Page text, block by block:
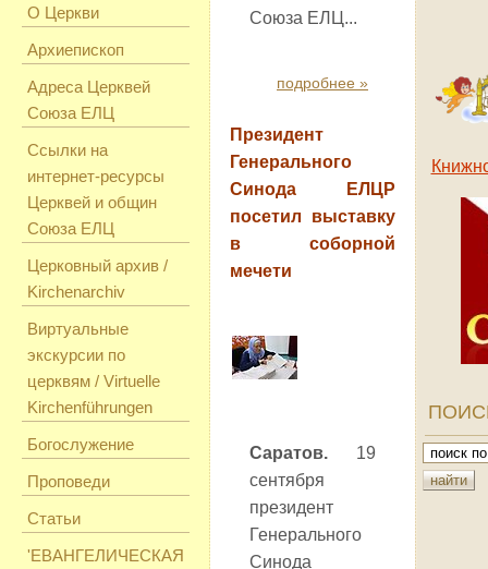
О Церкви
Архиепископ
Адреса Церквей
Союза ЕЛЦ
Ссылки на
интернет-ресурсы
Церквей и общин
Союза ЕЛЦ
Церковный архив /
Kirchenarchiv
Виртуальные
экскурсии по
церквям / Virtuelle
Kirchenführungen
Богослужение
Проповеди
Статьи
'ЕВАНГЕЛИЧЕСКАЯ
Союза ЕЛЦ...
подробнее »
Президент
Генерального
Синода ЕЛЦР
посетил выставку
в соборной
мечети
Саратов. 19
сентября
президент
Генерального
Синода